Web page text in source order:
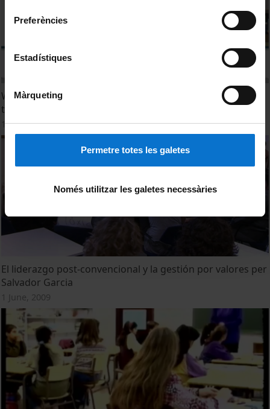
Preferències
Estadístiques
Màrqueting
Permetre totes les galetes
Només utilitzar les galetes necessàries
What role does education play transmithing values in
times like these?
11 July, 2012
El liderazgo post-convencional y la gestión por valores per
Salvador Garcia
1 June, 2009